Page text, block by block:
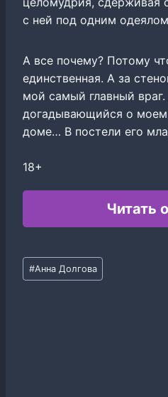
с ней под одним
А все почему? Потому
единственная. А за
мой самый главный
догадывающийся о моем
доме… В постели его
18+
Читать
Метки
записи:
#Анна Долгова